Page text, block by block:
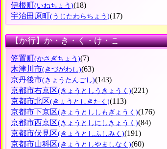
伊根町(いねちょう)(18)
宇治田原町(うじたわらちょう)(17)
【か行】か・き・く・け・こ
笠置町(かさぎちょう)(7)
木津川市(きづがわし)(63)
京丹後市(きょうたんごし)(143)
京都市右京区(きょうとしうきょうく)(221)
京都市北区(きょうとしきたく)(113)
京都市下京区(きょうとししもぎょうく)(176)
京都市西京区(きょうとしにしきょうく)(84)
京都市伏見区(きょうとしふしみく)(191)
京都市山科区(きょうとしやましなく)(60)